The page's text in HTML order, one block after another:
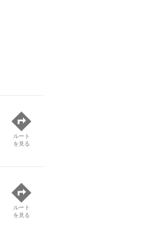
ルート
を見る
ルート
を見る